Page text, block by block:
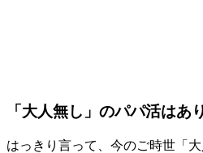
「大人無し」のパパ活はあ
はっきり言って、今のご時世「